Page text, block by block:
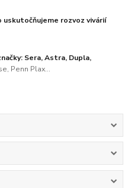
rozvoz vivárií
Sera, Astra, Dupla,
Penn Plax...